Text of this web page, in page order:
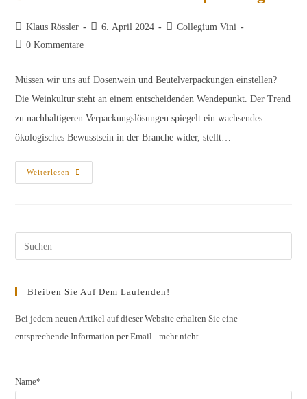
Beitrags-
Autor:
Klaus Rössler
Beitrag
6. April 2024
Beitrags-
Collegium Vini
Beitrags-
0 Kommentare
Müssen wir uns auf Dosenwein und Beutelverpackungen einstellen?
Die Weinkultur steht an einem entscheidenden Wendepunkt. Der Trend
zu nachhaltigeren Verpackungslösungen spiegelt ein wachsendes
ökologisches Bewusstsein in der Branche wider, stellt…
Weiterlesen
Die
Zukunft
Bleiben Sie Auf Dem Laufenden!
Bei jedem neuen Artikel auf dieser Website erhalten Sie eine
entsprechende Information per Email - mehr nicht.
Name*